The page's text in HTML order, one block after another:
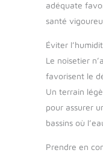
adéquate
santé
Éviter
Le noisetier
favorisent le
Un terrain
pour assurer
bassins où
Prendre en